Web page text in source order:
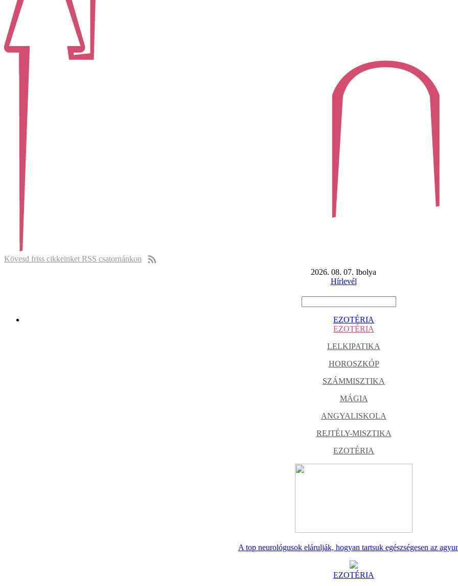
Kövesd friss cikkeinket RSS csatornánkon
2026. 08. 07. Ibolya
Hírlevél
EZOTÉRIA
EZOTÉRIA
LELKIPATIKA
HOROSZKÓP
SZÁMMISZTIKA
MÁGIA
ANGYALISKOLA
REJTÉLY-MISZTIKA
EZOTÉRIA
A top neurológusok elárulják, hogyan tartsuk egészségesen az
EZOTÉRIA